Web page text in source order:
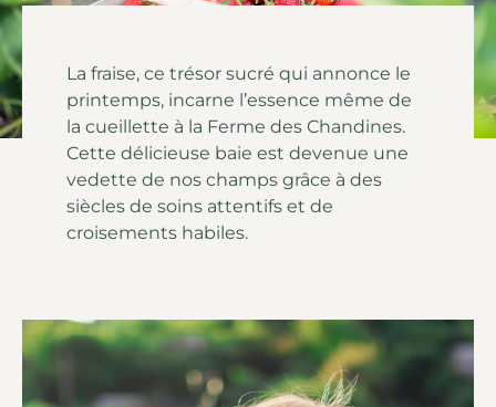
La fraise, ce trésor sucré qui annonce le
printemps, incarne l’essence même de
la cueillette à la Ferme des Chandines.
Cette délicieuse baie est devenue une
vedette de nos champs grâce à des
siècles de soins attentifs et de
croisements habiles.